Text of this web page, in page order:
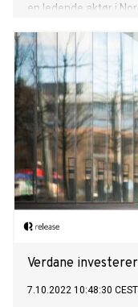
en ledende aktør i
Verdane
7.10.2022 10:48:30 CEST